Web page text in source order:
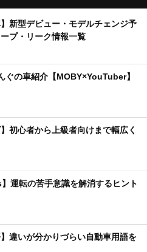
】新型デビュー・モデルチェンジ予
プ・リーク情報一覧
ぐの車紹介【MOBY×YouTuber】
】初心者から上級者向けまで幅広く
】運転の苦手意識を解消するヒント
】違いが分かりづらい自動車用語を